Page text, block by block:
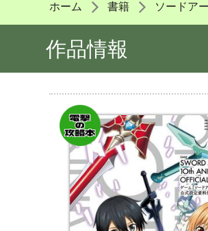
ホーム 書籍 ソードア
作品情報